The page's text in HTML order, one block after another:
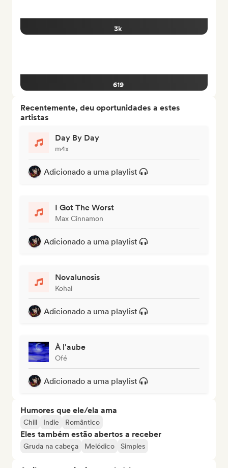
3k
619
Recentemente, deu oportunidades a estes
artistas
Day By Day
m4x
Adicionado a uma playlist
I Got The Worst
Max Cinnamon
Adicionado a uma playlist
Novalunosis
Kohai
Adicionado a uma playlist
À l'aube
Ofé
Adicionado a uma playlist
Humores que ele/ela ama
Chill Indie Romântico
Eles também estão abertos a receber
Gruda na cabeça Melódico Simples